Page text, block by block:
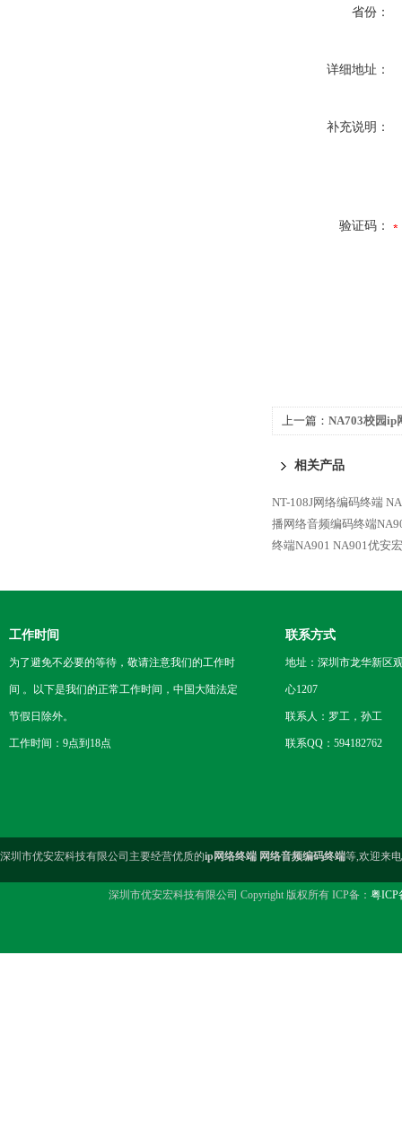
省份：
详细地址：
补充说明：
验证码：
上一篇： NA703校园ip
相关产品
NT-108J网络编码终端
播网络音频编码终端
终端NA901 NA901优安
工作时间
为了避免不必要的等待，敬请注意我们的工作时
间 。以下是我们的正常工作时间，中国大陆法定
节假日除外。
工作时间：9点到18点
联系方式
地址：深圳市龙华新区
心1207
联系人：罗工，孙工
联系QQ：594182762
深圳市优安宏科技有限公司主要经营优质的ip网络终端 网络音频编码终端等,欢迎来
深圳市优安宏科技有限公司 Copyright 版权所有 ICP备： 粤ICP